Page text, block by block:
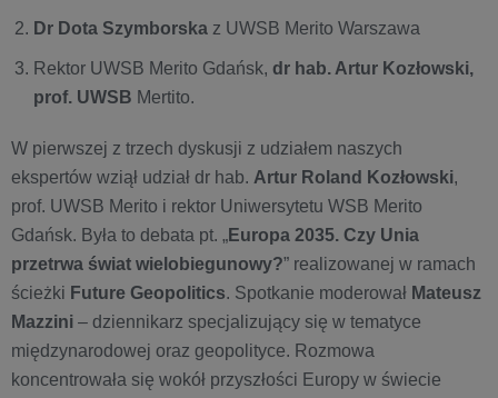
Dr Dota Szymborska z UWSB Merito Warszawa
Rektor UWSB Merito Gdańsk, dr hab. Artur Kozłowski,
prof. UWSB Mertito.
W pierwszej z trzech dyskusji z udziałem naszych
ekspertów wziął udział dr hab. Artur Roland Kozłowski,
prof. UWSB Merito i rektor Uniwersytetu WSB Merito
Gdańsk. Była to debata pt. „Europa 2035. Czy Unia
przetrwa świat wielobiegunowy?” realizowanej w ramach
ścieżki Future Geopolitics. Spotkanie moderował Mateusz
Mazzini – dziennikarz specjalizujący się w tematyce
międzynarodowej oraz geopolityce. Rozmowa
koncentrowała się wokół przyszłości Europy w świecie